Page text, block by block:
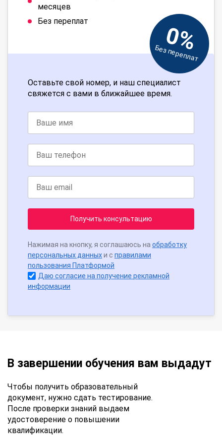
месяцев
Без переплат
0%
Без переплат
Оставьте свой номер, и наш специалист
свяжется с вами в ближайшее время.
Получить консультацию
Нажимая на кнопку, я соглашаюсь на обработку
персональных данныхи с правилами
пользования Платформой
Даю согласие на получение рекламной
информации
В завершении обучения вам выдадут
Чтобы получить образовательный
документ, нужно сдать тестирование.
После проверки знаний выдаем
удостоверение о повышении
квалификации.